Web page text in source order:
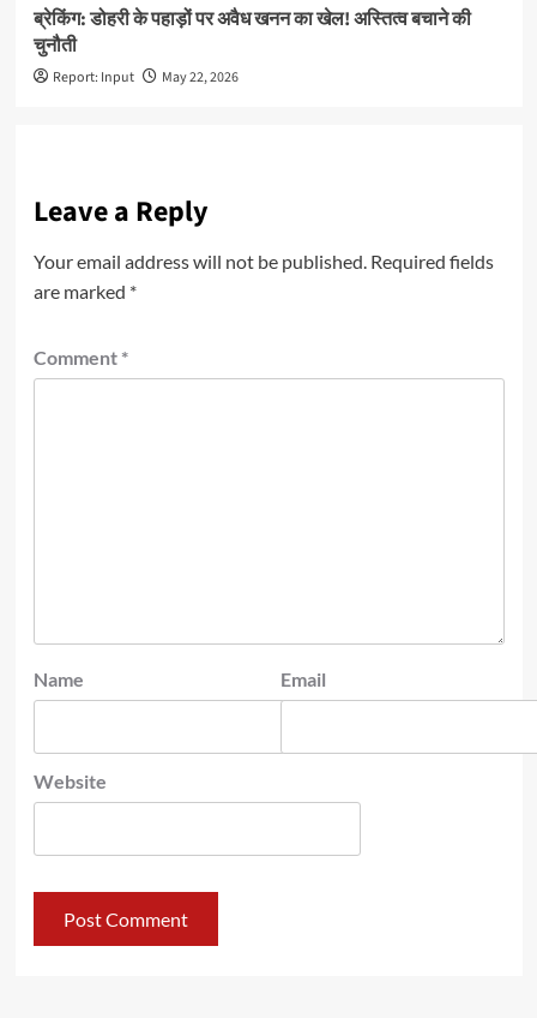
ब्रेकिंग: डोहरी के पहाड़ों पर अवैध खनन का खेल! अस्तित्व बचाने की
चुनौती
Report: Input May 22, 2026
Leave a Reply
Your email address will not be published. Required fields
are marked *
Comment *
Name Email
Website